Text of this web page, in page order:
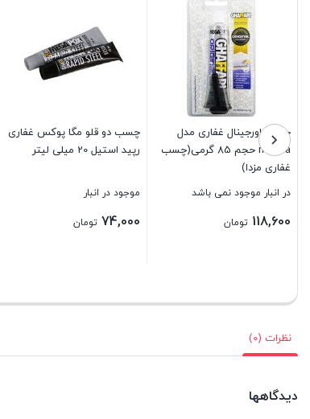
چسب اورجینال غفاری مدل
mazda حجم 85 گرمی(چسب
غفاری مزدا)
در انبار موجود نمی باشد
118,600 تومان
چسب دو قلو مگا پوکس غفاری
رپید استیل 20 میلی لیتر
موجود در انبار
74,000 تومان
نظرات (0)
دیدگاهها